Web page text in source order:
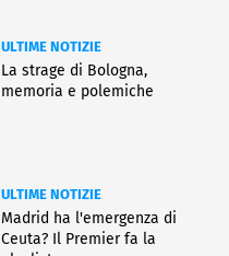
ULTIME NOTIZIE
La strage di Bologna,
memoria e polemiche
ULTIME NOTIZIE
Madrid ha l'emergenza di
Ceuta? Il Premier fa la